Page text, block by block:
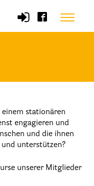
Menu
Leitsätze
e.V.
Berlin
stationären
engagieren und
und die ihnen
unterstützen?
unserer Mitglieder